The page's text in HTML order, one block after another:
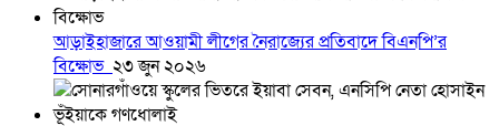
আড়াইহাজারে আওয়ামী লীগের নৈরাজ্যের প্রতিবাদে বিএনপি’র
বিক্ষোভ ২৩ জুন ২০২৬